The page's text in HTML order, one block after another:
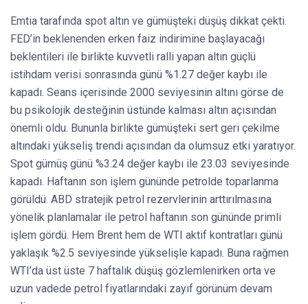
Emtia tarafında spot altın ve gümüşteki düşüş dikkat çekti.
FED’in beklenenden erken faiz indirimine başlayacağı
beklentileri ile birlikte kuvvetli ralli yapan altın güçlü
istihdam verisi sonrasında günü %1.27 değer kaybı ile
kapadı. Seans içerisinde 2000 seviyesinin altını görse de
bu psikolojik desteğinin üstünde kalması altın açısından
önemli oldu. Bununla birlikte gümüşteki sert geri çekilme
altındaki yükseliş trendi açısından da olumsuz etki yaratıyor.
Spot gümüş günü %3.24 değer kaybı ile 23.03 seviyesinde
kapadı. Haftanın son işlem gününde petrolde toparlanma
görüldü. ABD stratejik petrol rezervlerinin arttırılmasına
yönelik planlamalar ile petrol haftanın son gününde primli
işlem gördü. Hem Brent hem de WTI aktif kontratları günü
yaklaşık %2.5 seviyesinde yükselişle kapadı. Buna rağmen
WTI’da üst üste 7 haftalık düşüş gözlemlenirken orta ve
uzun vadede petrol fiyatlarındaki zayıf görünüm devam